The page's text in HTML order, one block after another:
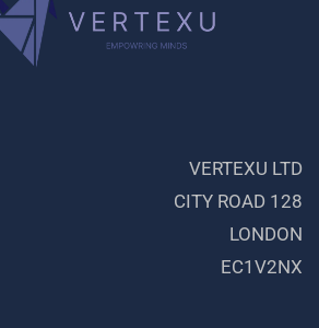
VERTEXU LTD
128 CITY ROAD
LONDON
EC1V2NX